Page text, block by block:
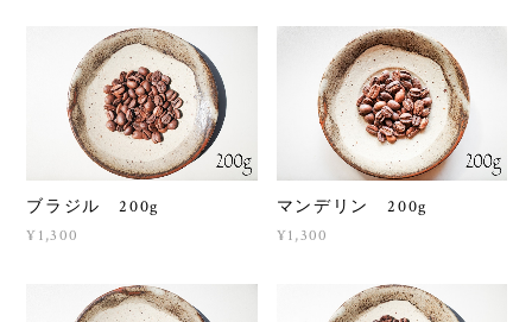
ブラジル 200g
¥1,300
マンデリン 200g
¥1,300